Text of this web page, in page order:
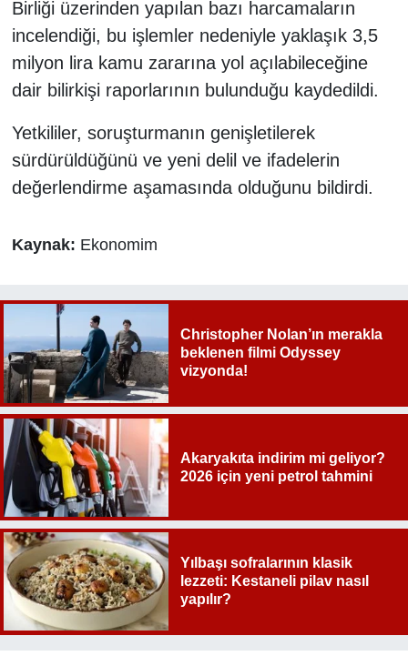
Birliği üzerinden yapılan bazı harcamaların
incelendiği, bu işlemler nedeniyle yaklaşık 3,5
milyon lira kamu zararına yol açılabileceğine
dair bilirkişi raporlarının bulunduğu kaydedildi.
Yetkililer, soruşturmanın genişletilerek
sürdürüldüğünü ve yeni delil ve ifadelerin
değerlendirme aşamasında olduğunu bildirdi.
Kaynak: Ekonomim
Christopher Nolan’ın merakla
beklenen filmi Odyssey
vizyonda!
Akaryakıta indirim mi geliyor?
2026 için yeni petrol tahmini
Yılbaşı sofralarının klasik
lezzeti: Kestaneli pilav nasıl
yapılır?